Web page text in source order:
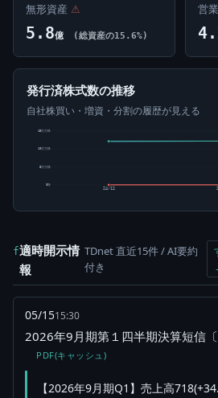
無形資産 ⚠
5.8億 (総資産の15.6%)
営
発行済株式数の推移
自社株買い・増資・分割の履歴が見える
0株
5百万株
10百万株
15百万株
24/12
f適時開示情
報
TDnet 直近15件 / AI要約
付き
05/1515:30
2026年9月期第１四半期決算短信
PDF(キャッシュ)
【2026年9月期Q1】売上高